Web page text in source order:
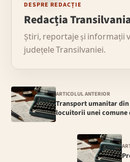
DESPRE REDACȚIE
Redacția
Știri, reportaje și informații
județele Transilvaniei.
ARTICOLUL ANTERIOR
Transport umanitar
locuitorii unei comune